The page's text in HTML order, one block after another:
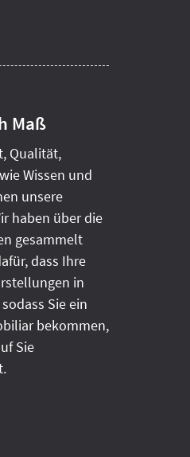
Maß
Qualität,
Wissen und
unsere
haben über die
gesammelt
dass Ihre
in
Sie ein
bekommen,
Sie